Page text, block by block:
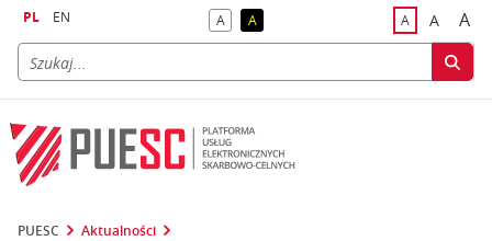
PL EN Akontrast domyślny
Akontrast żółty tekst na czarnym tle
Adomyślna
A A
PUESC Aktualności